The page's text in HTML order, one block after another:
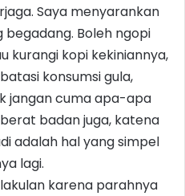
Saya menyarankan
begadang. Boleh ngopi
kurangi kopi kekiniannya,
konsumsi gula,
jangan cuma apa-apa
badan juga, katena
adalah hal yang simpel
lagi.
karena parahnya